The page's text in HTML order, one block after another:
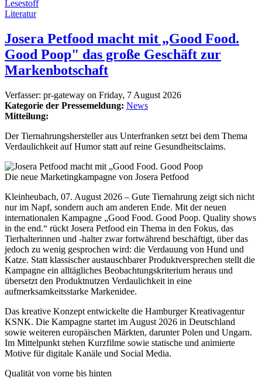
Lesestoff
Literatur
Josera Petfood macht mit „Good Food.
Good Poop" das große Geschäft zur
Markenbotschaft
Verfasser: pr-gateway on Friday, 7 August 2026
Kategorie der Pressemeldung: News
Mitteilung:
Der Tiernahrungshersteller aus Unterfranken setzt bei dem Thema
Verdaulichkeit auf Humor statt auf reine Gesundheitsclaims.
Die neue Marketingkampagne von Josera Petfood
Kleinheubach, 07. August 2026 – Gute Tiernahrung zeigt sich nicht
nur im Napf, sondern auch am anderen Ende. Mit der neuen
internationalen Kampagne „Good Food. Good Poop. Quality shows
in the end.“ rückt Josera Petfood ein Thema in den Fokus, das
Tierhalterinnen und -halter zwar fortwährend beschäftigt, über das
jedoch zu wenig gesprochen wird: die Verdauung von Hund und
Katze. Statt klassischer austauschbarer Produktversprechen stellt die
Kampagne ein alltägliches Beobachtungskriterium heraus und
übersetzt den Produktnutzen Verdaulichkeit in eine
aufmerksamkeitsstarke Markenidee.
Das kreative Konzept entwickelte die Hamburger Kreativagentur
KSNK. Die Kampagne startet im August 2026 in Deutschland
sowie weiteren europäischen Märkten, darunter Polen und Ungarn.
Im Mittelpunkt stehen Kurzfilme sowie statische und animierte
Motive für digitale Kanäle und Social Media.
Qualität von vorne bis hinten